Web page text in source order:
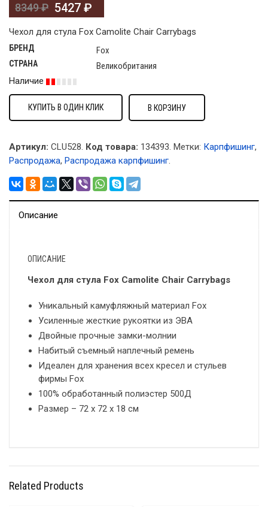
8349₽ 5427 ₽
Чехол для стула Fox Camolite Chair Carrybags
БРЕНД Fox
СТРАНА
Великобритания
Наличие
КУПИТЬ В ОДИН КЛИК В КОРЗИНУ
Артикул: CLU528. Код товара: 134393. Метки: Карпфишинг,
Распродажа, Распродажа карпфишинг.
Описание
ОПИСАНИЕ
Чехол для стула Fox Camolite Chair Carrybags
Уникальный камуфляжный материал Fox
Усиленные жесткие рукоятки из ЭВА
Двойные прочные замки-молнии
Набитый съемный наплечный ремень
Идеален для хранения всех кресел и стульев
фирмы Fox
100% обработанный полиэстер 500Д
Размер – 72 x 72 x 18 см
Related Products